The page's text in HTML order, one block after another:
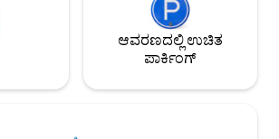
ಆವರಣದಲ್ಲಿ ಉಚಿತ
ಪಾರ್ಕಿಂಗ್